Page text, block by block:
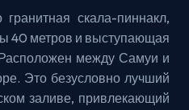
скала-пиннакл,
40 метров и выступающая
между Самуи и
Это безусловно лучший
заливе, привлекающий